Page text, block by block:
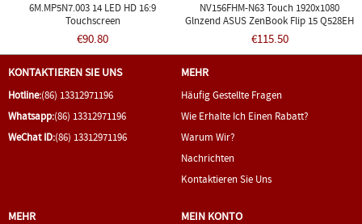
6M.MP5N7.003 14 LED HD 16:9
Touchscreen
€90.80
NV156FHM-N63 Touch 1920x1080
Glnzend ASUS ZenBook Flip 15 Q528EH
€115.50
KONTAKTIEREN SIE UNS
Hotline:(86) 13312971196
Whatsapp:(86) 13312971196
WeChat ID:(86) 13312971196
MEHR
Häufig Gestellte Fragen
Wie Erhalte Ich Einen Rabatt?
Warum Wir?
Nachrichten
Kontaktieren Sie Uns
MEHR MEIN KONTO